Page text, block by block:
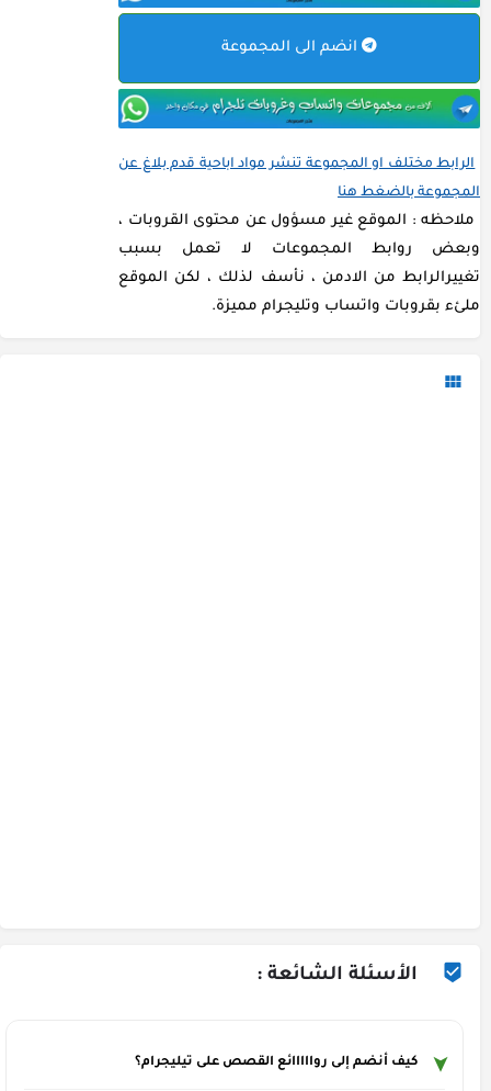
انضم الى المجموعة
الرابط مختلف او المجموعة تنشر مواد اباحية قدم بلاغ عن
المجموعة بالضغط هنا
ملاحظه : الموقع غير مسؤول عن محتوى القروبات ،
وبعض روابط المجموعات لا تعمل بسبب
تغييرالرابط من الادمن ، نأسف لذلك ، لكن الموقع
ملئء بقروبات واتساب وتليجرام مميزة.
الأسئلة الشائعة :
كيف أنضم إلى روااااائع القصص على تيليجرام؟